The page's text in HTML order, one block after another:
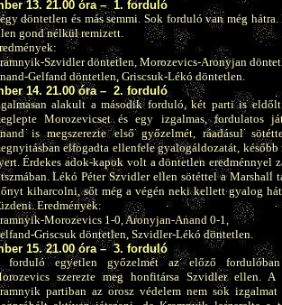
13. 21.00 óra – 1. forduló
döntetlen és más semmi. Sok forduló van még
gond nélkül remizett.
Szvidler döntetlen, Morozevics-Aronyjan
Gelfand döntetlen, Griscsuk-Lékó döntetlen.
14. 21.00 óra – 2. forduló
alakult a második forduló, két parti is
Morozevicset és egy izgalmas, fordulatos
is megszerezte első győzelmét, ráadásul
elfogadta ellenfele gyalogáldozatát,
Érdekes adok-kapok volt a döntetlen eredménnyel
Lékó Péter Szvidler ellen sötéttel a Marshall
kiharcolni, sőt még a végén neki kellett gyalog
Eredmények:
Morozevics 1-0, Aronyjan-Anand 0-1,
Griscsuk döntetlen, Szvidler-Lékó döntetlen.
15. 21.00 óra – 3. forduló
forduló egyetlen győzelmét az előző fordulóban
szerezte meg honfitársa Szvidler ellen. A
partiban az orosz védelem nem sok izgalmat